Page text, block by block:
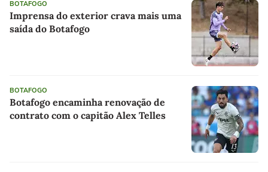
BOTAFOGO
Imprensa do exterior crava mais uma
saída do Botafogo
BOTAFOGO
Botafogo encaminha renovação de
contrato com o capitão Alex Telles